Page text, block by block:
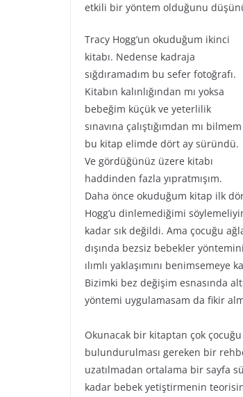
etkili bir yöntem olduğunu
Tracy Hogg’un okuduğum ikinci
kitabı. Nedense kadraja
sığdıramadım bu sefer fotoğrafı.
Kitabın kalınlığından mı yoksa
bebeğim küçük ve yeterlilik
sınavına çalıştığımdan mı bilmem
bu kitap elimde dört ay süründü.
Ve gördüğünüz üzere kitabı
haddinden fazla yıpratmışım.
Daha önce okuduğum kitap ilk
Hogg’u dinlemediğimi
kadar sık değildi. Ama çocuğu
dışında bezsiz bebekler
ılımlı yaklaşımını
Bizimki bez değişim esnasında
yöntemi uygulamasam da fikir
Okunacak bir kitaptan çok
bulundurulması gereken bir
uzatılmadan ortalama bir sayfa
kadar bebek yetiştirmenin